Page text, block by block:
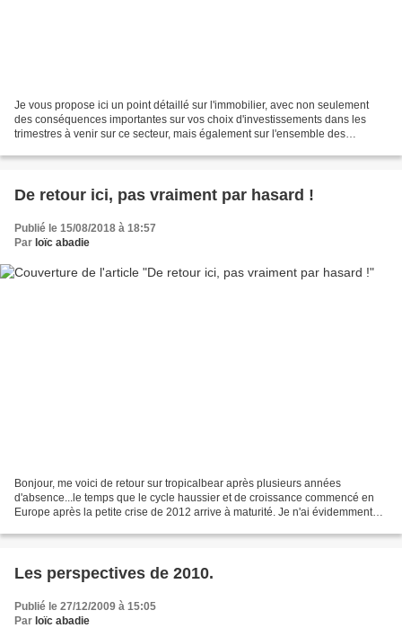
Je vous propose ici un point détaillé sur l'immobilier, avec non seulement
des conséquences importantes sur vos choix d'investissements dans les
trimestres à venir sur ce secteur, mais également sur l'ensemble des
De retour ici, pas vraiment par hasard !
Publié le 15/08/2018 à 18:57
Par loïc abadie
Bonjour, me voici de retour sur tropicalbear après plusieurs années
d'absence...le temps que le cycle haussier et de croissance commencé en
Europe après la petite crise de 2012 arrive à maturité. Je n'ai évidemment
Les perspectives de 2010.
Publié le 27/12/2009 à 15:05
Par loïc abadie